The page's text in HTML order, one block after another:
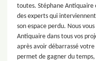
toutes. Stéphane Antiquaire
des experts qui
son espace perdu. Nous
Antiquaire dans tous vos
après avoir débarrassé
permet de gagner du